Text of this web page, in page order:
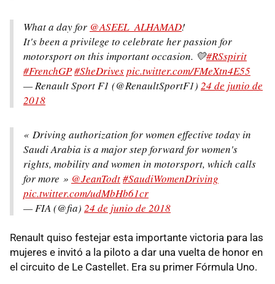
What a day for @ASEEL_ALHAMAD!
It's been a privilege to celebrate her passion for
motorsport on this important occasion. 💛#RSspirit
#FrenchGP#SheDrivespic.twitter.com/FMeXtn4E55
— Renault Sport F1 (@RenaultSportF1) 24 de junio de
2018
« Driving authorization for women effective today in
Saudi Arabia is a major step forward for women's
rights, mobility and women in motorsport, which calls
for more » @JeanTodt#SaudiWomenDriving
pic.twitter.com/udMbHb61cr
— FIA (@fia) 24 de junio de 2018
Renault quiso festejar esta importante victoria para las
mujeres e invitó a la piloto a dar una vuelta de honor en
el circuito de Le Castellet. Era su primer Fórmula Uno.